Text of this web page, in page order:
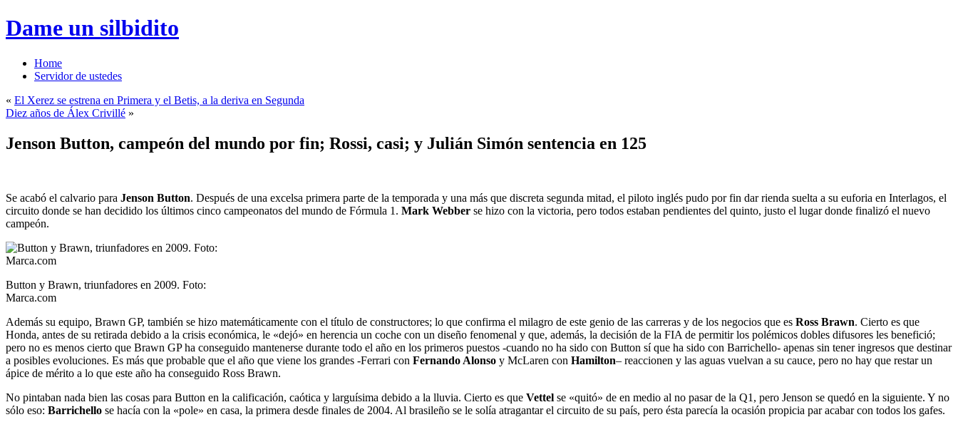
Dame un silbidito
Home
Servidor de ustedes
« El Xerez se estrena en Primera y el Betis, a la deriva en Segunda
Diez años de Álex Crivillé »
Jenson Button, campeón del mundo por fin; Rossi, casi; y Julián Simón sentencia en 125
Se acabó el calvario para Jenson Button. Después de una excelsa primera parte de la temporada y una más que discreta segunda mitad, el piloto inglés pudo por fin dar rienda suelta a su euforia en Interlagos, el
circuito donde se han decidido los últimos cinco campeonatos del mundo de Fórmula 1. Mark Webber se hizo con la victoria, pero todos estaban pendientes del quinto, justo el lugar donde finalizó el nuevo
campeón.
Button y Brawn, triunfadores en 2009. Foto:
Marca.com
Además su equipo, Brawn GP, también se hizo matemáticamente con el título de constructores; lo que confirma el milagro de este genio de las carreras y de los negocios que es Ross Brawn. Cierto es que
Honda, antes de su retirada debido a la crisis económica, le «dejó» en herencia un coche con un diseño fenomenal y que, además, la decisión de la FIA de permitir los polémicos dobles difusores les benefició;
pero no es menos cierto que Brawn GP ha conseguido mantenerse durante todo el año en los primeros puestos -cuando no ha sido con Button sí que ha sido con Barrichello- apenas sin tener ingresos que destinar
a posibles evoluciones. Es más que probable que el año que viene los grandes -Ferrari con Fernando Alonso y McLaren con Hamilton– reaccionen y las aguas vuelvan a su cauce, pero no hay que restar un
ápice de mérito a lo que este año ha conseguido Ross Brawn.
No pintaban nada bien las cosas para Button en la calificación, caótica y larguísima debido a la lluvia. Cierto es que Vettel se «quitó» de en medio al no pasar de la Q1, pero Jenson se quedó en la siguiente. Y no
sólo eso: Barrichello se hacía con la «pole» en casa, la primera desde finales de 2004. Al brasileño se le solía atragantar el circuito de su país, pero ésta parecía la ocasión propicia par acabar con todos los gafes.